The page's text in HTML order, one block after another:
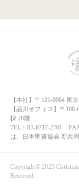
【本社】〒121-0064 東
【品川オフィス】〒
棟 28階
TEL：03-6717-2701
は、日本聖書協会 新共
Copyright© 2025
Reserved.